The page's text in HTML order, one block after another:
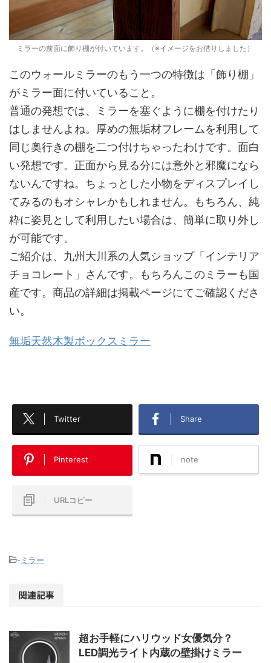
ミラーの前面に飾り棚が付いています。（※イメージをお借りしました）
このウォールミラーのもう一つの特徴は「飾り棚」
がミラー面に付いていること。
普通の発想では、ミラーを塞ぐように棚を付けたり
はしませんよね。厚めの無垢材フレームを利用して
同じ奥行きの棚を二つ付けちゃったわけです。面白
い発想です。正面から見る分には意外と邪魔になら
ないんですね。ちょっとした小物をディスプレイし
てみるのもオシャレかもしれません。もちろん、純
粋に姿見として利用したい場合は、簡単に取り外し
が可能です。
ご紹介は、九州大川系の人気ショップ「インテリア
チョコレート」さんです。もちろんこのミラーも国
産です。商品の詳細は掲載ページにてご確認くださ
い。
無垢天然木製ボックスミラー
Twitter Share
Pinterest note
URLコピー
- ミラー
関連記事
超お手軽にハリウッド女優気分？
LED調光ライト内蔵の壁掛けミラー